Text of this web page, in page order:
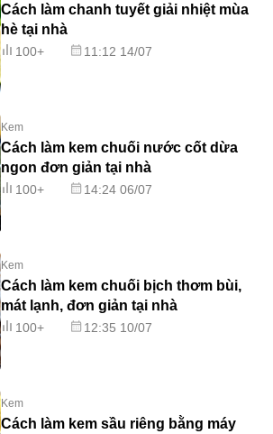
Cách làm chanh tuyết giải nhiệt mùa
hè tại nhà
100+ 11:12 14/07
Kem
Cách làm kem chuối nước cốt dừa
ngon đơn giản tại nhà
100+ 14:24 06/07
Kem
Cách làm kem chuối bịch thơm bùi,
mát lạnh, đơn giản tại nhà
100+ 12:35 10/07
Kem
Cách làm kem sầu riêng bằng máy